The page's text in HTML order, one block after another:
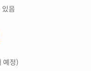
있음
예정)